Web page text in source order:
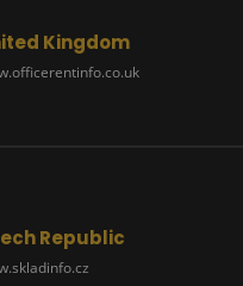
Kingdom
Republic